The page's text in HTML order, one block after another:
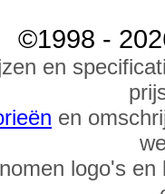
©1998 -
en
en
logo's